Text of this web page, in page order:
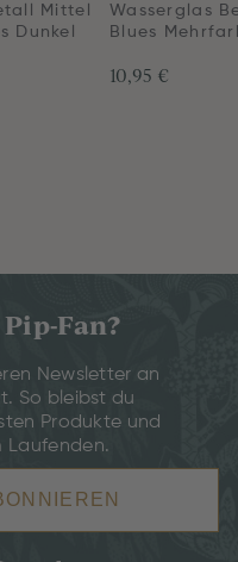
Mittel
Dunkel
Wasserglas
Blues
10,95 €
Fan?
Newsletter an
So bleibst du
Produkte und
Laufenden.